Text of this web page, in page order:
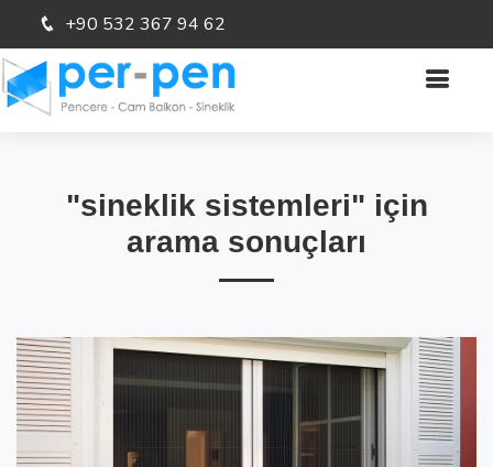
+90 532 367 94 62
"sineklik sistemleri" için
arama sonuçları